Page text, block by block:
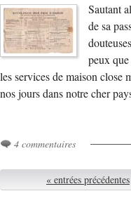
Sautant
de sa
peux
les services de maison close
nos jours dans notre cher
4 commentaires
« entrées précédentes